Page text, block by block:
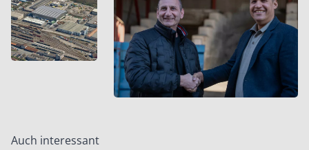
Auch interessant